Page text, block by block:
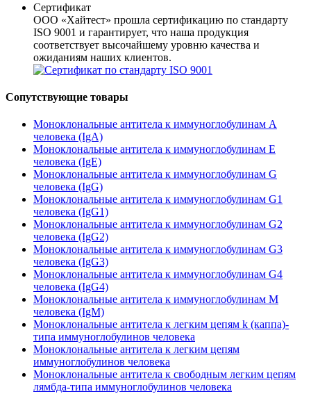
Сертификат
ООО «Хайтест» прошла сертификацию по стандарту
ISO 9001 и гарантирует, что наша продукция
соответствует высочайшему уровню качества и
ожиданиям наших клиентов.
Сопутствующие товары
Моноклональные антитела к иммуноглобулинам A
человека (IgA)
Моноклональные антитела к иммуноглобулинам E
человека (IgE)
Моноклональные антитела к иммуноглобулинам G
человека (IgG)
Моноклональные антитела к иммуноглобулинам G1
человека (IgG1)
Моноклональные антитела к иммуноглобулинам G2
человека (IgG2)
Моноклональные антитела к иммуноглобулинам G3
человека (IgG3)
Моноклональные антитела к иммуноглобулинам G4
человека (IgG4)
Моноклональные антитела к иммуноглобулинам М
человека (IgM)
Моноклональные антитела к легким цепям k (каппа)-
типа иммуноглобулинов человека
Моноклональные антитела к легким цепям
иммуноглобулинов человека
Моноклональные антитела к свободным легким цепям
лямбда-типа иммуноглобулинов человека